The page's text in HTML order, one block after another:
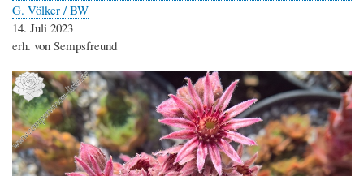
G. Völker / BW
14. Juli 2023
erh. von Sempsfreund